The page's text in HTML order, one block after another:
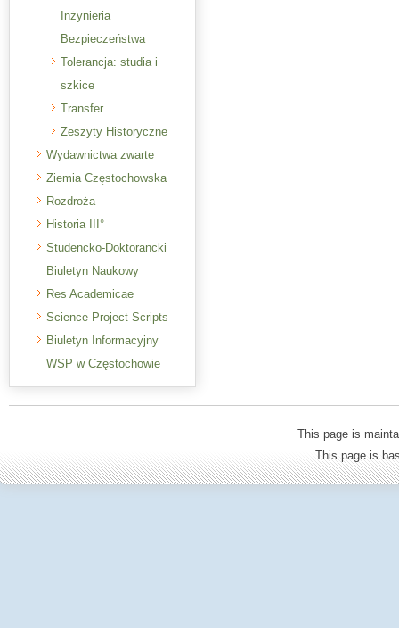
Inżynieria
Bezpieczeństwa
Tolerancja: studia i
szkice
Transfer
Zeszyty Historyczne
Wydawnictwa zwarte
Ziemia Częstochowska
Rozdroża
Historia III°
Studencko-Doktorancki
Biuletyn Naukowy
Res Academicae
Science Project Scripts
Biuletyn Informacyjny
WSP w Częstochowie
This page is
This page is